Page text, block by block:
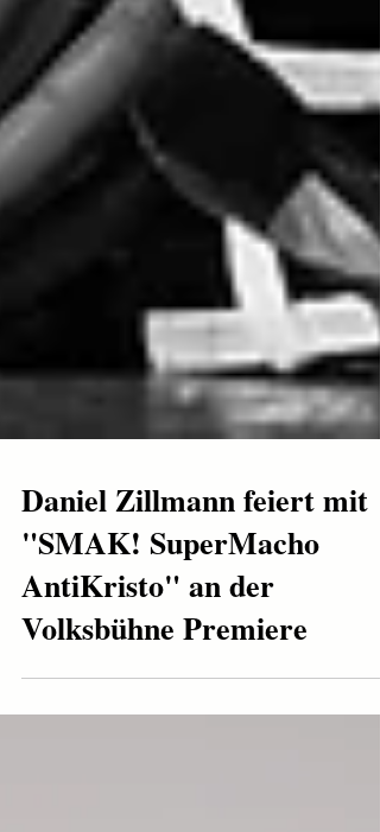
Daniel Zillmann feiert mit
"SMAK! SuperMacho
AntiKristo" an der